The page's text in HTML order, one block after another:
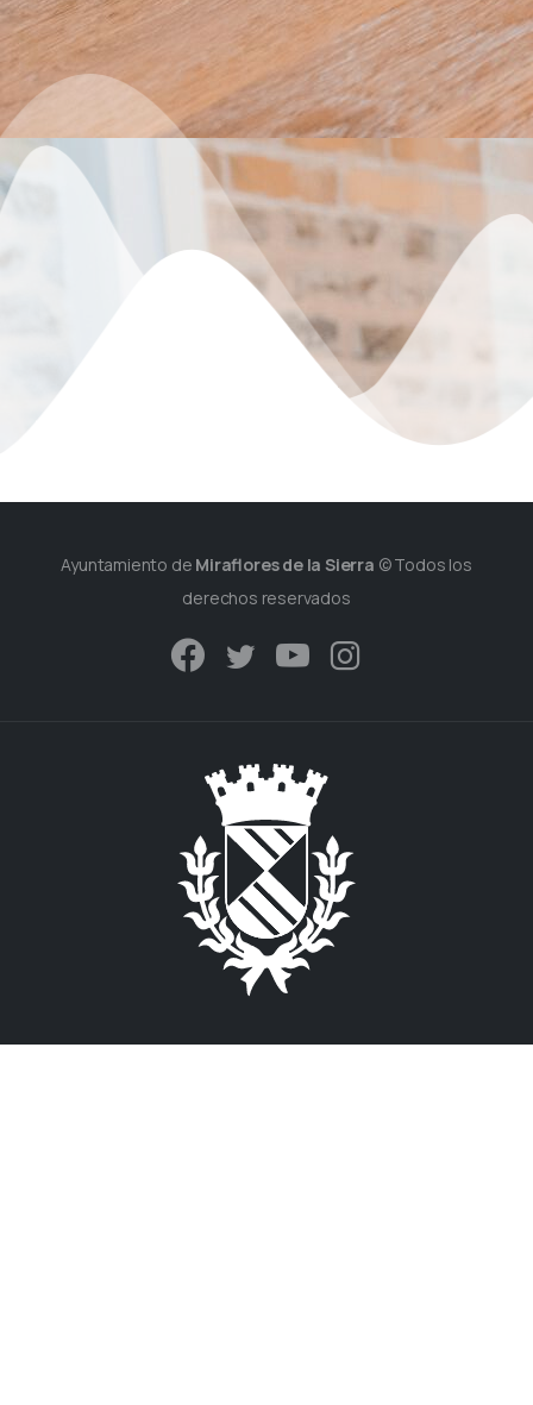
Ayuntamiento de Miraflores de la Sierra © Todos los
derechos reservados